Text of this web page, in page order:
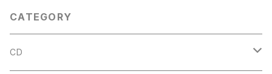
CATEGORY
CD